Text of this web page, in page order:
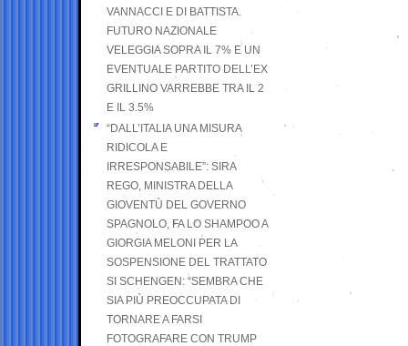
VANNACCI E DI BATTISTA.
FUTURO NAZIONALE
VELEGGIA SOPRA IL 7% E UN
EVENTUALE PARTITO DELL’EX
GRILLINO VARREBBE TRA IL 2
E IL 3.5%
“DALL’ITALIA UNA MISURA
RIDICOLA E
IRRESPONSABILE”: SIRA
REGO, MINISTRA DELLA
GIOVENTÙ DEL GOVERNO
SPAGNOLO, FA LO SHAMPOO A
GIORGIA MELONI PER LA
SOSPENSIONE DEL TRATTATO
SI SCHENGEN: “SEMBRA CHE
SIA PIÙ PREOCCUPATA DI
TORNARE A FARSI
FOTOGRAFARE CON TRUMP